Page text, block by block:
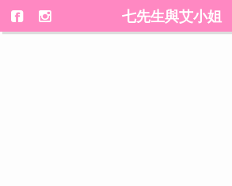
七先生與艾小姐